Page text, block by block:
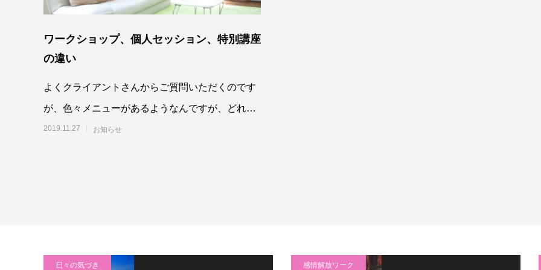
ワークショップ、個人セッション、特別講座
の違い
よくクライアントさんからご質問いただくのです
が、色々メニューがあるようなんですが、どれを
受けたらいいでしょうか？って聞かれます。今日
2019.11.27 お知らせ
日々の気づき 感情解放ワーク